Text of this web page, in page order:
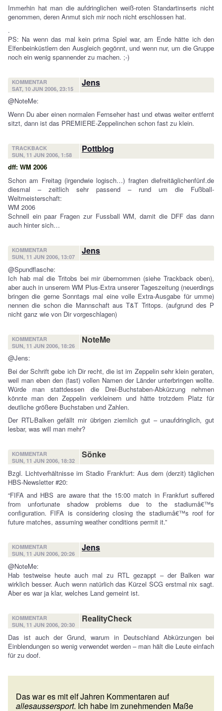
Immerhin hat man die aufdringlichen weiß-roten Standartinserts nicht
genommen, deren Anmut sich mir noch nicht erschlossen hat.
.
PS: Na wenn das mal kein prima Spiel war, am Ende hätte ich den
Elfenbeinküstlern den Ausgleich gegönnt, und wenn nur, um die Gruppe
noch ein wenig spannender zu machen. ;-)
KOMMENTAR
SAT, 10 JUN 2006, 23:15
Jens
@NoteMe:
Wenn Du aber einen normalen Fernseher hast und etwas weiter entfernt
sitzt, dann ist das PREMIERE-Zeppelinchen schon fast zu klein.
TRACKBACK
SUN, 11 JUN 2006, 1:58
Pottblog
dff: WM 2006
Schon am Freitag (irgendwie logisch…) fragten diefreitäglichenfünf.de
diesmal – zeitlich sehr passend – rund um die Fußball-
Weltmeisterschaft:
WM 2006
Schnell ein paar Fragen zur Fussball WM, damit die DFF das dann
auch hinter sich…
KOMMENTAR
SUN, 11 JUN 2006, 13:07
Jens
@Spundflasche:
Ich hab mal die Tritobs bei mir übernommen (siehe Trackback oben),
aber auch in unserem WM Plus-Extra unserer Tageszeitung (neuerdings
bringen die gerne Sonntags mal eine volle Extra-Ausgabe für umme)
nennen die schon die Mannschaft aus T&T Tritops. (aufgrund des P
nicht ganz wie von Dir vorgeschlagen)
KOMMENTAR
SUN, 11 JUN 2006, 18:26
NoteMe
@Jens:
Bei der Schrift gebe ich Dir recht, die ist im Zeppelin sehr klein geraten,
weil man eben den (fast) vollen Namen der Länder unterbringen wollte.
Würde man stattdessen die Drei-Buchstaben-Abkürzung nehmen
könnte man den Zeppelin verkleinern und hätte trotzdem Platz für
deutliche größere Buchstaben und Zahlen.
Der RTL-Balken gefällt mir übrigen ziemlich gut – unaufdringlich, gut
lesbar, was will man mehr?
KOMMENTAR
SUN, 11 JUN 2006, 18:32
Sönke
Bzgl. Lichtverhältnisse im Stadio Frankfurt: Aus dem (derzit) täglichen
HBS-Newsletter #20:
“FIFA and HBS are aware that the 15:00 match in Frankfurt suffered
from unfortunate shadow problems due to the stadiumâ€™s
configuration. FIFA is considering closing the stadiumâ€™s roof for
future matches, assuming weather conditions permit it.”
KOMMENTAR
SUN, 11 JUN 2006, 20:26
Jens
@NoteMe:
Hab testweise heute auch mal zu RTL gezappt – der Balken war
wirklich besser. Auch wenn natürlich das Kürzel SCG erstmal nix sagt.
Aber es war ja klar, welches Land gemeint ist.
KOMMENTAR
SUN, 11 JUN 2006, 20:30
RealityCheck
Das ist auch der Grund, warum in Deutschland Abkürzungen bei
Einblendungen so wenig verwendet werden – man hält die Leute einfach
für zu doof.
Das war es mit elf Jahren Kommentaren auf
allesaussersport. Ich habe im zunehmenden Maße